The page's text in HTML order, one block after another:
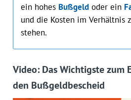
ein hohes Bußgeldoder ein
und die Kosten im Verhältnis
stehen.
Video: Das Wichtigste zum
den Bußgeldbescheid